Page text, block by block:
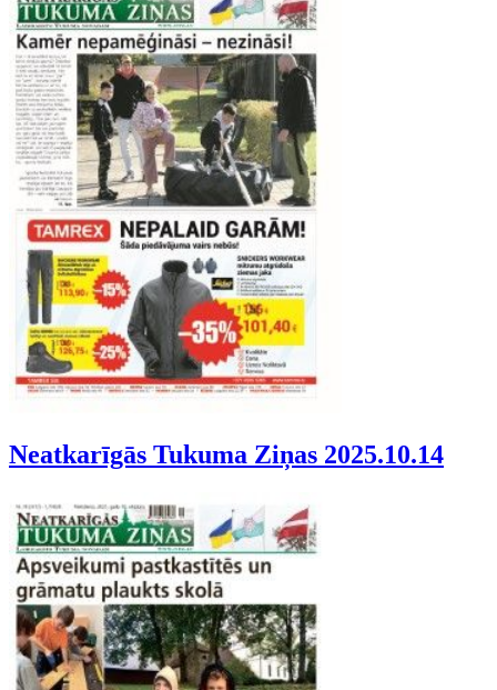
Neatkarīgās Tukuma Ziņas 2025.10.14